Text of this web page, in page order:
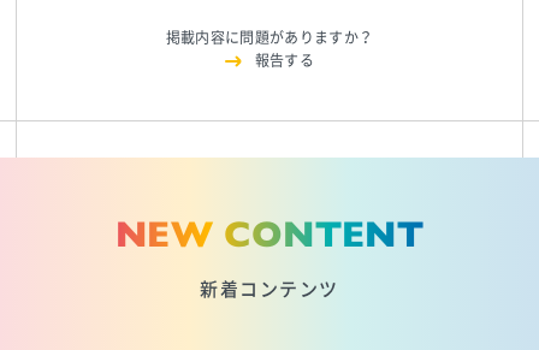
掲載内容に問題がありますか？
報告する
NEW CONTENT
新着コンテンツ